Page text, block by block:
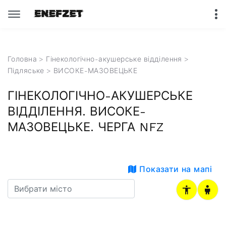
Головна > Гінекологічно-акушерське відділення >
Підляське > ВИСОКЕ-МАЗОВЕЦЬКЕ
ГІНЕКОЛОГІЧНО-АКУШЕРСЬКЕ
ВІДДІЛЕННЯ. ВИСОКЕ-
МАЗОВЕЦЬКЕ. ЧЕРГА NFZ
Показати на мапі